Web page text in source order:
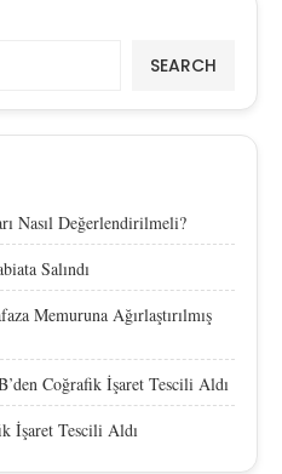
SEARCH
Nasıl Değerlendirilmeli?
Salındı
Memuruna Ağırlaştırılmış
Coğrafik İşaret Tescili Aldı
İşaret Tescili Aldı